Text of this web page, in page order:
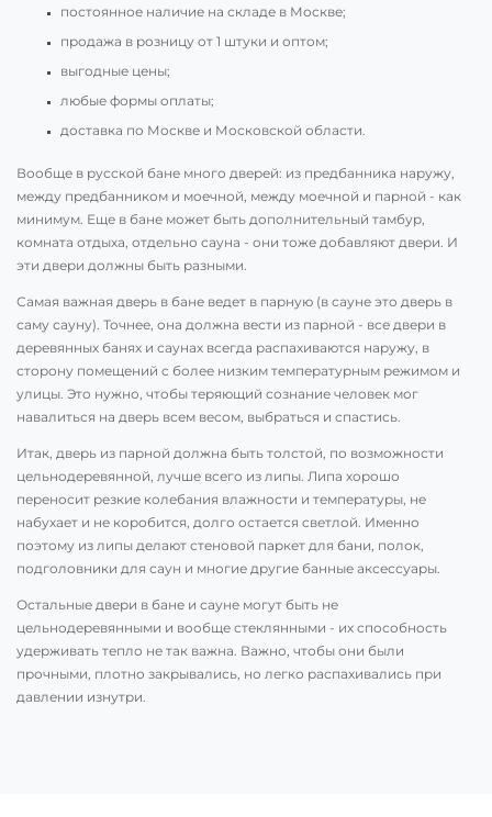
постоянное наличие на складе в Москве;
продажа в розницу от 1 штуки и оптом;
выгодные цены;
любые формы оплаты;
доставка по Москве и Московской области.
Вообще в русской бане много дверей: из предбанника наружу,
между предбанником и моечной, между моечной и парной - как
минимум. Еще в бане может быть дополнительный тамбур,
комната отдыха, отдельно сауна - они тоже добавляют двери. И
эти двери должны быть разными.
Самая важная дверь в бане ведет в парную (в сауне это дверь в
саму сауну). Точнее, она должна вести из парной - все двери в
деревянных банях и саунах всегда распахиваются наружу, в
сторону помещений с более низким температурным режимом и
улицы. Это нужно, чтобы теряющий сознание человек мог
навалиться на дверь всем весом, выбраться и спастись.
Итак, дверь из парной должна быть толстой, по возможности
цельнодеревянной, лучше всего из липы. Липа хорошо
переносит резкие колебания влажности и температуры, не
набухает и не коробится, долго остается светлой. Именно
поэтому из липы делают стеновой паркет для бани, полок,
подголовники для саун и многие другие банные аксессуары.
Остальные двери в бане и сауне могут быть не
цельнодеревянными и вообще стеклянными - их способность
удерживать тепло не так важна. Важно, чтобы они были
прочными, плотно закрывались, но легко распахивались при
давлении изнутри.